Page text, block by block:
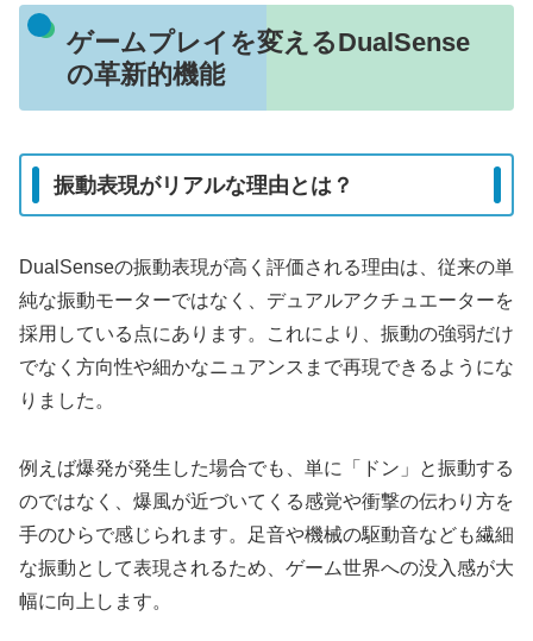
ゲームプレイを変えるDualSense
の革新的機能
振動表現がリアルな理由とは？
DualSenseの振動表現が高く評価される理由は、従来の単
純な振動モーターではなく、デュアルアクチュエーターを
採用している点にあります。これにより、振動の強弱だけ
でなく方向性や細かなニュアンスまで再現できるようにな
りました。
例えば爆発が発生した場合でも、単に「ドン」と振動する
のではなく、爆風が近づいてくる感覚や衝撃の伝わり方を
手のひらで感じられます。足音や機械の駆動音なども繊細
な振動として表現されるため、ゲーム世界への没入感が大
幅に向上します。